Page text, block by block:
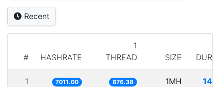
Recent
# HASHRATE
1
THREAD
SIZE
1 7011.00 876.38 1MH